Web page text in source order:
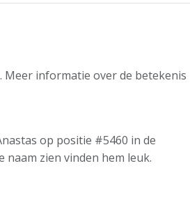
Meer informatie over de betekenis
op positie #5460 in de
zien vinden hem leuk.